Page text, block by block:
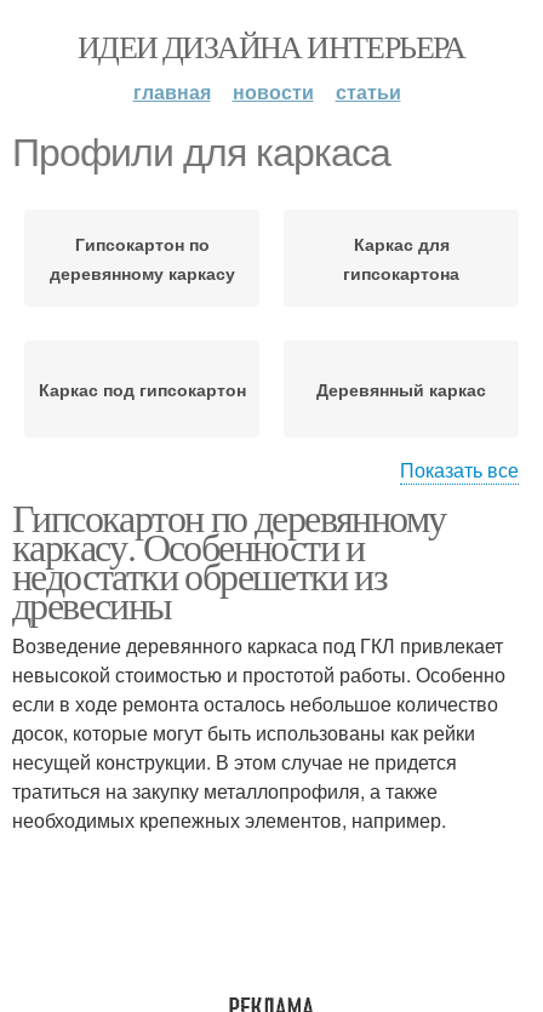
ИДЕИ ДИЗАЙНА ИНТЕРЬЕРА
главная новости статьи
Профили для каркаса
Гипсокартон по
деревянному каркасу
Каркас для
гипсокартона
Каркас под гипсокартон Деревянный каркас
Постройки из каркаса Каркас на стену
Показать все
Гипсокартон по деревянному
каркасу. Особенности и
недостатки обрешетки из
древесины
Возведение деревянного каркаса под ГКЛ привлекает
невысокой стоимостью и простотой работы. Особенно
если в ходе ремонта осталось небольшое количество
досок, которые могут быть использованы как рейки
несущей конструкции. В этом случае не придется
тратиться на закупку металлопрофиля, а также
необходимых крепежных элементов, например.